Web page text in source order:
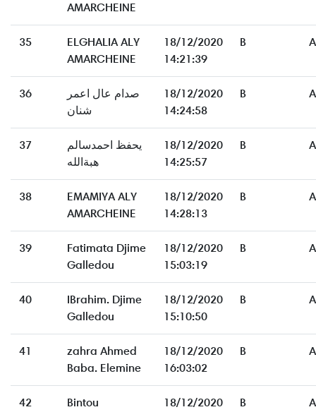
AMARCHEINE
35
ELGHALIA ALY
AMARCHEINE
18/12/2020
14:21:39
B
36
صدام عال اعمر
شنان
18/12/2020
14:24:58
B
37
يحفظ احمدسالم
هبةالله
18/12/2020
14:25:57
B
38
EMAMIYA ALY
AMARCHEINE
18/12/2020
14:28:13
B
39
Fatimata Djime
Galledou
18/12/2020
15:03:19
B
40
IBrahim. Djime
Galledou
18/12/2020
15:10:50
B
41
zahra Ahmed
Baba. Elemine
18/12/2020
16:03:02
B
42
Bintou
18/12/2020
B